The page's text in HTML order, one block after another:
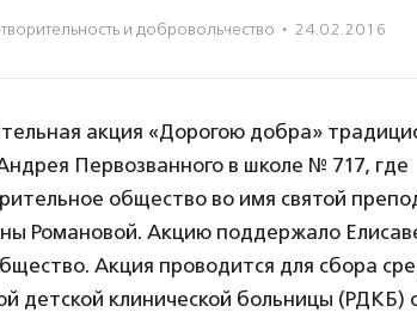
и доброволь­чест­во · 24.02.2016
акция «Дорогою добра»
Первозванного в школе № 717, где
общество во имя святой
Романовой. Акцию поддержало
Акция проводится для сбора
детской клинической больницы (РДКБ)